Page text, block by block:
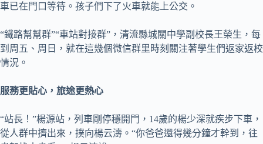
車已在門口等待。孩子們下了火車就能上公交。
“鐵路幫幫群”“車站對接群”，清流縣城關中學副校長王榮生，每
到周五、周日，就在這幾個微信群里時刻關注著學生們返家返校
情況。
服務更貼心，旅途更熱心
“站長！”楊源站，列車剛停穩開門，14歲的楊少深就疾步下車，
從人群中擠出來，撲向楊云濤。“你爸爸還得幾分鐘才幹到，往